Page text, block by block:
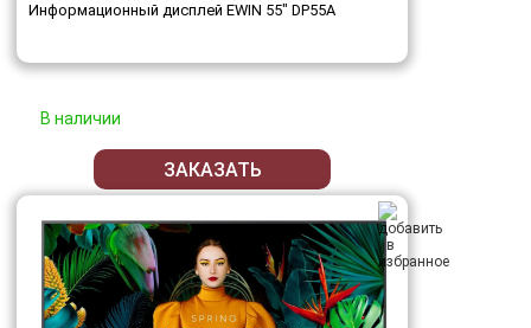
Информационный дисплей EWIN 55" DP55A
В наличии
ЗАКАЗАТЬ